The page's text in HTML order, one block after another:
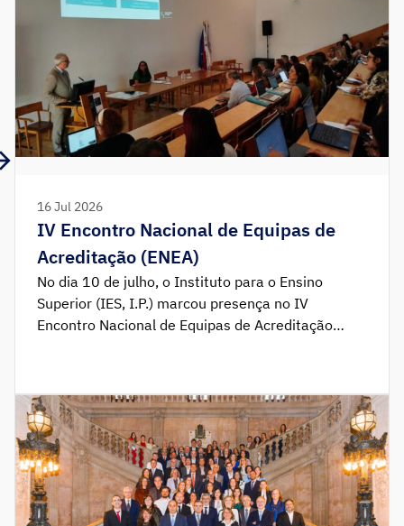
16 Jul 2026
IV Encontro Nacional de Equipas de
Acreditação (ENEA)
No dia 10 de julho, o Instituto para o Ensino
Superior (IES, I.P.) marcou presença no IV
Encontro Nacional de Equipas de Acreditação
instituições de ensino superior mais fortes”, o
encontro contou com a participação de 45
Instituições de Ensino Superior público […]